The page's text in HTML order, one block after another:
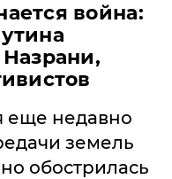
война:
еще недавно
земель
обострилась